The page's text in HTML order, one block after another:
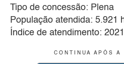
Tipo de concessão: Plena
População atendida: 5.921
Índice de atendimento: 2021
C O N T I N U A A P Ó S A